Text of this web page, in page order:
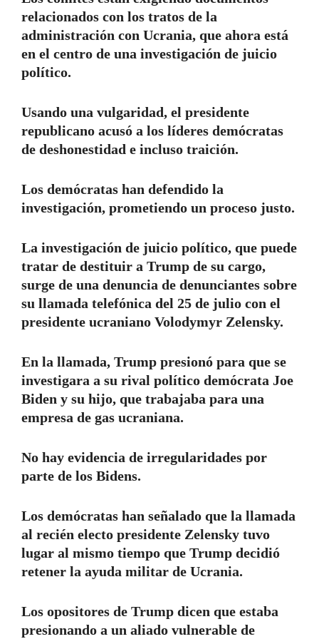
relacionados con los tratos de la
administración con Ucrania, que ahora está
en el centro de una investigación de juicio
político.
Usando una vulgaridad, el presidente
republicano acusó a los líderes demócratas
de deshonestidad e incluso traición.
Los demócratas han defendido la
investigación, prometiendo un proceso justo.
La investigación de juicio político, que puede
tratar de destituir a Trump de su cargo,
surge de una denuncia de denunciantes sobre
su llamada telefónica del 25 de julio con el
presidente ucraniano Volodymyr Zelensky.
En la llamada, Trump presionó para que se
investigara a su rival político demócrata Joe
Biden y su hijo, que trabajaba para una
empresa de gas ucraniana.
No hay evidencia de irregularidades por
parte de los Bidens.
Los demócratas han señalado que la llamada
al recién electo presidente Zelensky tuvo
lugar al mismo tiempo que Trump decidió
retener la ayuda militar de Ucrania.
Los opositores de Trump dicen que estaba
presionando a un aliado vulnerable de